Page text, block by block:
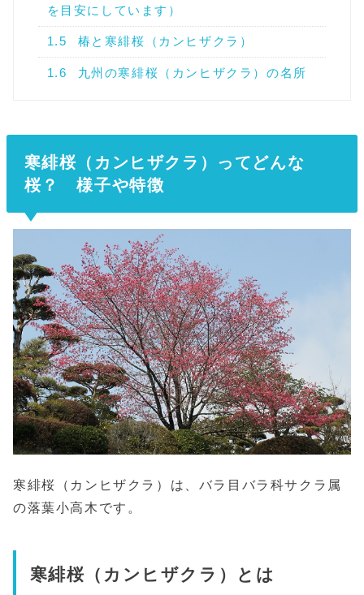
を目安にしています）
1.5 椿と寒緋桜（カンヒザクラ）
1.6 九州の寒緋桜（カンヒザクラ）の名所
寒緋桜（カンヒザクラ）ってどんな
桜？ 様子や特徴
寒緋桜（カンヒザクラ）は、バラ目バラ科サクラ属
の落葉小高木です。
寒緋桜（カンヒザクラ）とは